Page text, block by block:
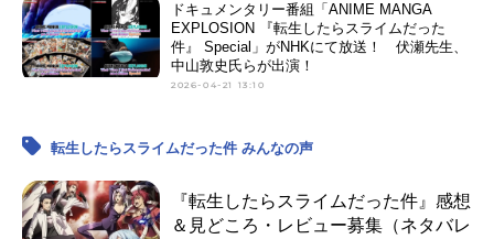
ドキュメンタリー番組「ANIME MANGA
EXPLOSION 『転生したらスライムだった
件』 Special」がNHKにて放送！ 伏瀬先生、
中山敦史氏らが出演！
2026-04-21 13:10
転生したらスライムだった件 みんなの声
『転生したらスライムだった件』感想
＆見どころ・レビュー募集（ネタバレ